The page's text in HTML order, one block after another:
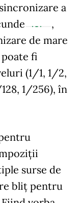
a
,
de mare
fi
(1/1, 1/2,
1/256), în
surse de
bliț pentru